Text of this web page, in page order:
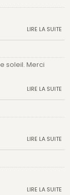
LIRE LA SUITE
soleil. Merci
LIRE LA SUITE
LIRE LA SUITE
LIRE LA SUITE